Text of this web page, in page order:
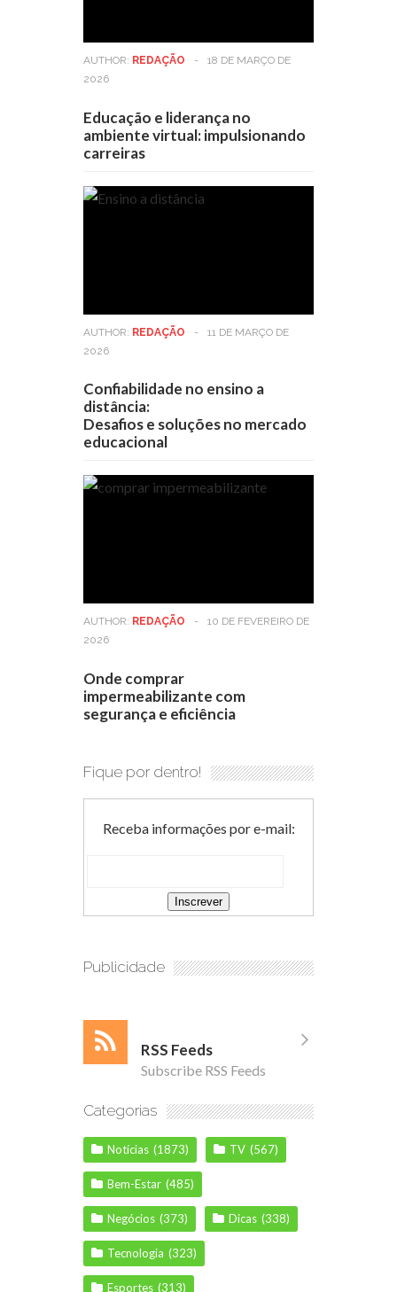
AUTHOR: REDAÇÃO -
18 DE MARÇO DE
2026
Educação e liderança no
ambiente virtual: impulsionando
carreiras
AUTHOR: REDAÇÃO -
11 DE MARÇO DE
2026
Confiabilidade no ensino a
distância:
Desafios e soluções no mercado
educacional
AUTHOR: REDAÇÃO -
10 DE FEVEREIRO DE
2026
Onde comprar
impermeabilizante com
segurança e eficiência
Fique por dentro!
Receba informações por e-mail:
Publicidade
RSS Feeds
Subscribe RSS Feeds
Categorias
Notícias (1873) TV (567)
Bem-Estar (485)
Negócios (373) Dicas (338)
Tecnologia (323)
Esportes (313)